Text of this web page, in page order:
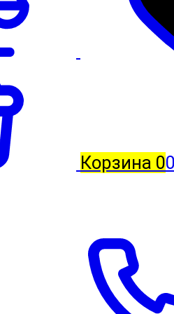
Корзина 0